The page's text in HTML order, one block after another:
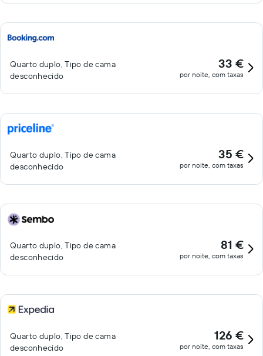
Quarto duplo, Tipo de cama
desconhecido
33 €
por noite, com taxas
Quarto duplo, Tipo de cama
desconhecido
35 €
por noite, com taxas
Quarto duplo, Tipo de cama
desconhecido
81 €
por noite, com taxas
Quarto duplo, Tipo de cama
desconhecido
126 €
por noite, com taxas